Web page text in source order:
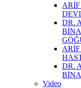
DR.
DR.
Video